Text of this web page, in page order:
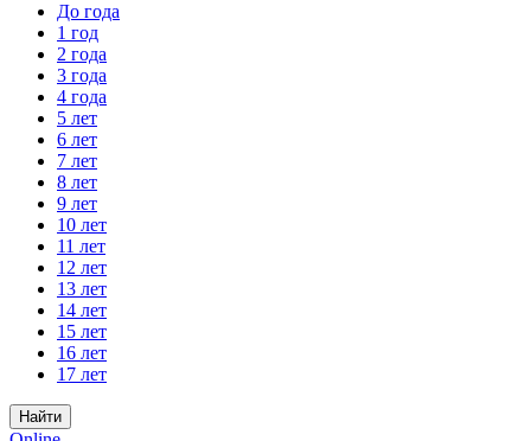
До года
1 год
2 года
3 года
4 года
5 лет
6 лет
7 лет
8 лет
9 лет
10 лет
11 лет
12 лет
13 лет
14 лет
15 лет
16 лет
17 лет
Найти